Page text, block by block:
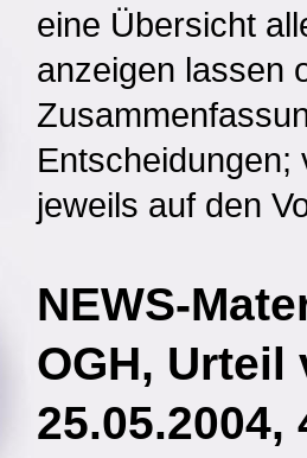
eine Übersicht
anzeigen lassen
Entscheidungen;
jeweils auf den
NEWS-
OGH, Urteil
25.05.2004,